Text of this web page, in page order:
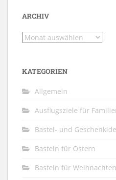
ARCHIV
Archiv
KATEGORIEN
Allgemein
Ausflugsziele für
Bastel- und
Basteln für Ostern
Basteln für Weihnachten